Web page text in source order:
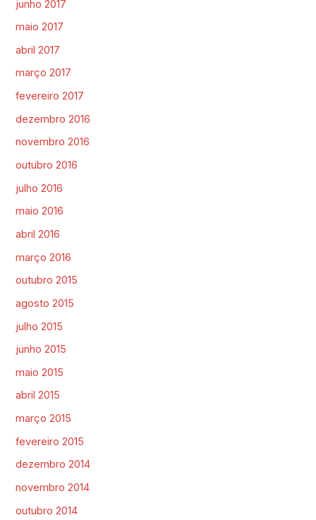
junho 2017
maio 2017
abril 2017
março 2017
fevereiro 2017
dezembro 2016
novembro 2016
outubro 2016
julho 2016
maio 2016
abril 2016
março 2016
outubro 2015
agosto 2015
julho 2015
junho 2015
maio 2015
abril 2015
março 2015
fevereiro 2015
dezembro 2014
novembro 2014
outubro 2014